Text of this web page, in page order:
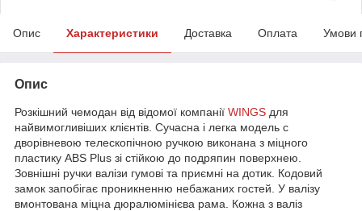
Опис Характеристики Доставка Оплата Умови
Опис
Розкішний чемодан від відомої компанії WINGS для
найвимогливіших клієнтів. Сучасна і легка модель c
дворівневою телескопічною ручкою виконана з міцного
пластику ABS Plus зі стійкою до подряпин поверхнею.
Зовнішні ручки валізи гумові та приємні на дотик. Кодовий
замок запобігає проникненню небажаних гостей. У валізу
вмонтована міцна дюралюмінієва рама. Кожна з валіз